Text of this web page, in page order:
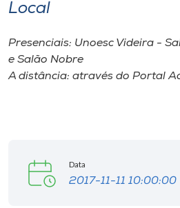
Local
Presenciais: Unoesc Videira -
e Salão Nobre
A distância: através do Portal
Data
2017-11-11 10:00:00